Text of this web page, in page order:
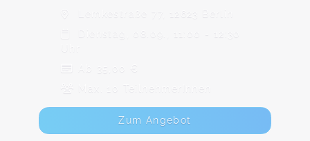
Lemkestraße 77, 12623 Berlin
Dienstag, 08.09., 11:00 - 12:30
Ab 35,00 €
Max. 10 TeilnehmerInnen
Zum Angebot